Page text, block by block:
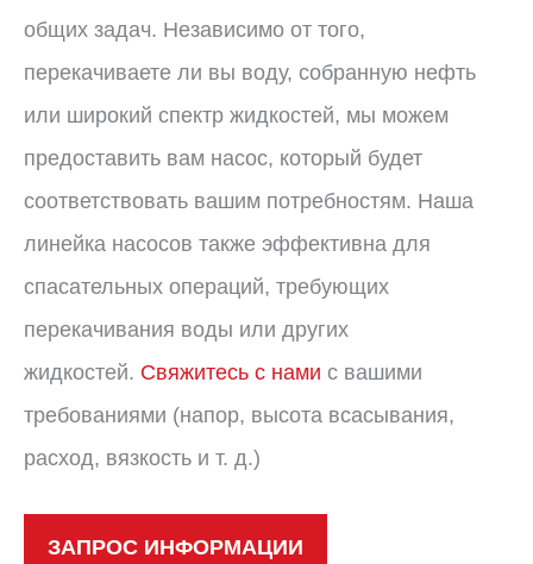
общих задач. Независимо от того,
перекачиваете ли вы воду, собранную нефть
или широкий спектр жидкостей, мы можем
предоставить вам насос, который будет
соответствовать вашим потребностям. Наша
линейка насосов также эффективна для
спасательных операций, требующих
перекачивания воды или других
жидкостей. Свяжитесь с нами с вашими
требованиями (напор, высота всасывания,
расход, вязкость и т. д.)
ЗАПРОС ИНФОРМАЦИИ